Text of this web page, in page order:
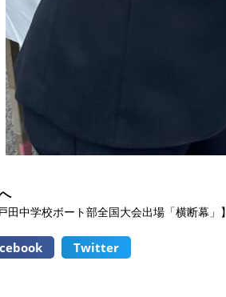
戸田中学校ボート部全国大会出場「横断幕」】
Twitter